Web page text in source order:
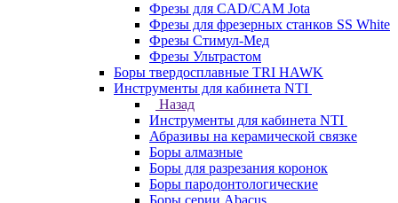
Фрезы для CAD/CAM Jota
Фрезы для фрезерных станков SS White
Фрезы Стимул-Мед
Фрезы Ультрастом
Боры твердосплавные TRI HAWK
Инструменты для кабинета NTI
Назад
Инструменты для кабинета NTI
Абразивы на керамической связке
Боры алмазные
Боры для разрезания коронок
Боры пародонтологические
Боры серии Abacus